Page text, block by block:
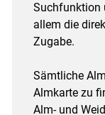
Suchfunktion
allem die
Zugabe.
Sämtliche
Almkarte zu
Alm- und